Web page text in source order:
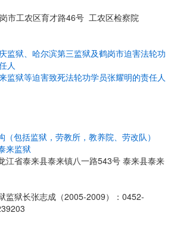
市工农区育才路46号 工农区检察院
监狱、哈尔滨第三监狱及鹤岗市迫害法轮功
人
监狱等迫害致死法轮功学员张耀明的责任人
（包括监狱，劳教所，教养院、劳改队）
来监狱
江省泰来县泰来镇八一路543号 泰来县泰来
监狱长张志成（2005-2009）：0452-